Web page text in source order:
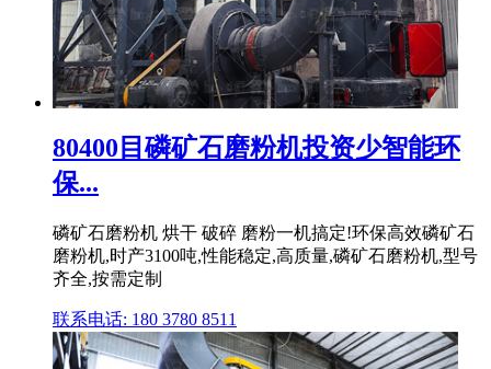
80400目磷矿石磨粉机投资少智能环
保...
磷矿石磨粉机 烘干 破碎 磨粉一机搞定!环保高效磷矿石
磨粉机,时产3100吨,性能稳定,高质量,磷矿石磨粉机,型号
齐全,按需定制
联系电话: 180 3780 8511